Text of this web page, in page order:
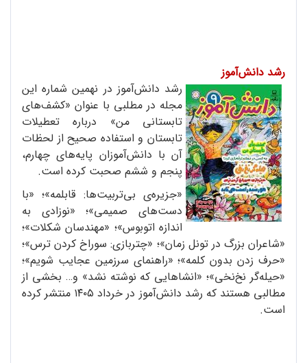
رشد دانش‌آموز
رشد دانش‌آموز در نهمین شماره این
مجله در مطلبی با عنوان «کشف‌های
تابستانی من» درباره تعطیلات
تابستان و استفاده صحیح از لحظات
آن با دانش‌آموزان پایه‌های چهارم،
پنجم و ششم صحبت کرده است.
«جزیره‌ی بی‌تربیت‌ها: قابلمه»؛ «با
دست‌های صمیمی»؛ «نوزادی به
اندازه اتوبوس»؛ «مهندسان شکلات»؛
«شاعران بزرگ در تونل زمان»؛ «چتربازی: سوراخ کردن ترس»؛
«حرف زدن بدون کلمه»؛ «راهنمای سرزمین عجایب شویم»؛
«حیله‌گر نخ‌نخی»؛ «انشاهایی که نوشته نشد» و… بخشی از
مطالبی هستند که رشد دانش‌آموز در خرداد ۱۴۰۵ منتشر کرده
است.